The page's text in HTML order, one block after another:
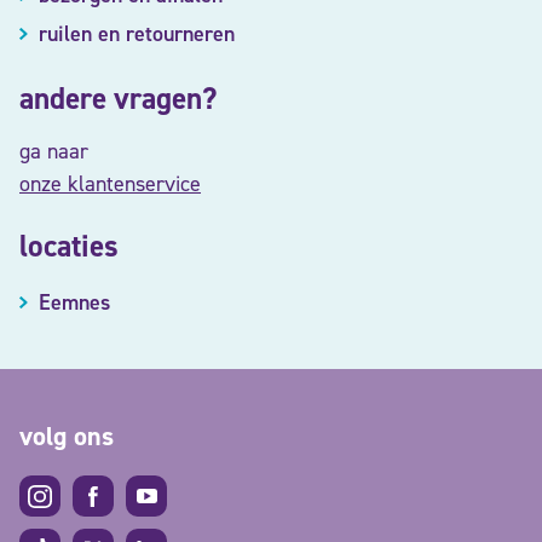
ruilen en retourneren
andere vragen?
ga naar
onze klantenservice
locaties
Eemnes
volg ons